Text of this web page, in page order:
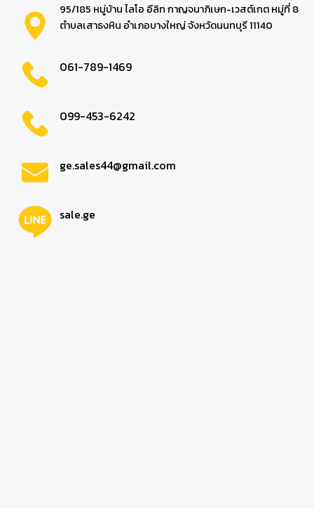
95/185 หมู่บ้าน ไลโอ อีลิท กาญจนาภิเษก-เวสต์เกต หมู่ที่ 8
ตำบลเสาธงหิน อำเภอบางใหญ่ จังหวัดนนทบุรี 11140
061-789-1469
099-453-6242
ge.sales44@gmail.com
sale.ge